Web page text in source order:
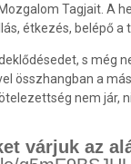
Tagjait. A
étkezés, belépő
s még
összhangban a
nem jár,
várjuk az